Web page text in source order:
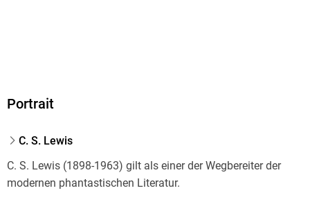
Portrait
C. S. Lewis
C. S. Lewis (1898-1963) gilt als einer der Wegbereiter der
modernen phantastischen Literatur.